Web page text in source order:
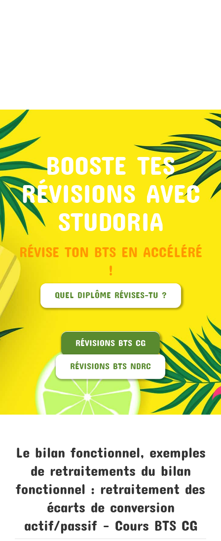
BOOSTE TES
RÉVISIONS AVEC
STUDORIA
RÉVISE TON BTS EN ACCÉLÉRÉ
!
QUEL DIPLÔME RÉVISES-TU ?
RÉVISIONS BTS CG
RÉVISIONS BTS NDRC
Le bilan fonctionnel, exemples
de retraitements du bilan
fonctionnel : retraitement des
écarts de conversion
actif/passif – Cours BTS CG